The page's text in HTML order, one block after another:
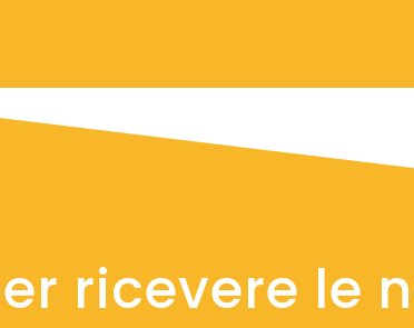
ricevere le